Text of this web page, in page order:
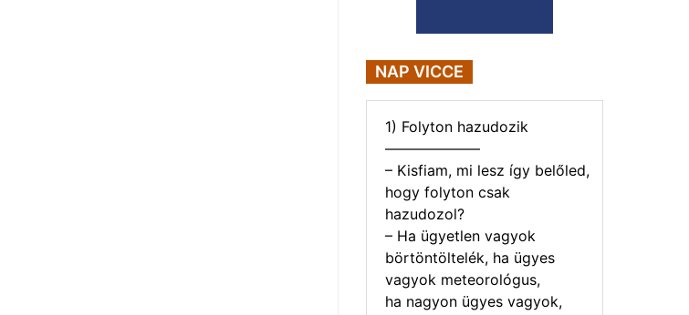
NAP VICCE
1) Folyton hazudozik
——————–
– Kisfiam, mi lesz így belőled,
hogy folyton csak
hazudozol?
– Ha ügyetlen vagyok
börtöntöltelék, ha ügyes
vagyok meteorológus,
ha nagyon ügyes vagyok,